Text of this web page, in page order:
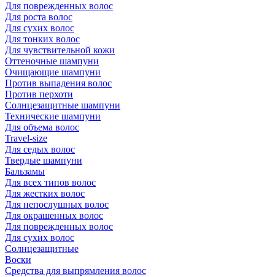
Для поврежденных волос
Для роста волос
Для сухих волос
Для тонких волос
Для чувствительной кожи
Оттеночные шампуни
Очищающие шампуни
Против выпадения волос
Против перхоти
Солнцезащитные шампуни
Технические шампуни
Для объема волос
Travel-size
Для седых волос
Твердые шампуни
Бальзамы
Для всех типов волос
Для жестких волос
Для непослушных волос
Для окрашенных волос
Для поврежденных волос
Для сухих волос
Солнцезащитные
Воски
Средства для выпрямления волос